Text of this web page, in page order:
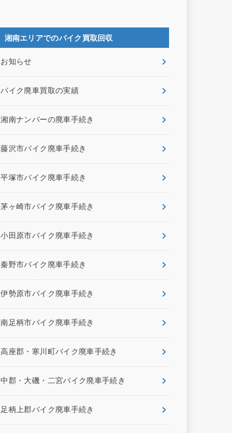
湘南エリアでのバイク買取回収
お知らせ
バイク廃車買取の実績
湘南ナンバーの廃車手続き
藤沢市バイク廃車手続き
平塚市バイク廃車手続き
茅ヶ崎市バイク廃車手続き
小田原市バイク廃車手続き
秦野市バイク廃車手続き
伊勢原市バイク廃車手続き
南足柄市バイク廃車手続き
高座郡・寒川町バイク廃車手続き
中郡・大磯・二宮バイク廃車手続き
足柄上郡バイク廃車手続き